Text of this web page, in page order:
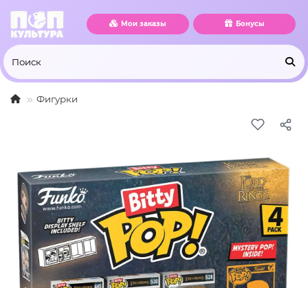
Мои заказы Бонусы
Фигурки